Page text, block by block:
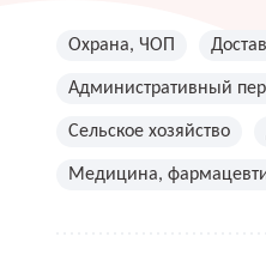
Охрана, ЧОП
Административный
Сельское хозяйство
Медицина,